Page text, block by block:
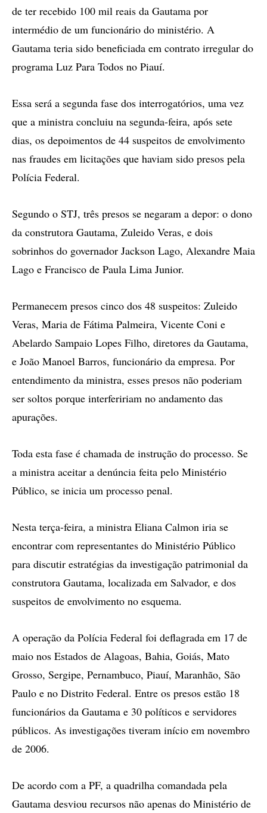
de ter recebido 100 mil reais da Gautama por
intermédio de um funcionário do ministério. A
Gautama teria sido beneficiada em contrato irregular do
programa Luz Para Todos no Piauí.
Essa será a segunda fase dos interrogatórios, uma vez
que a ministra concluiu na segunda-feira, após sete
dias, os depoimentos de 44 suspeitos de envolvimento
nas fraudes em licitações que haviam sido presos pela
Polícia Federal.
Segundo o STJ, três presos se negaram a depor: o dono
da construtora Gautama, Zuleido Veras, e dois
sobrinhos do governador Jackson Lago, Alexandre Maia
Lago e Francisco de Paula Lima Junior.
Permanecem presos cinco dos 48 suspeitos: Zuleido
Veras, Maria de Fátima Palmeira, Vicente Coni e
Abelardo Sampaio Lopes Filho, diretores da Gautama,
e João Manoel Barros, funcionário da empresa. Por
entendimento da ministra, esses presos não poderiam
ser soltos porque interfeririam no andamento das
apurações.
Toda esta fase é chamada de instrução do processo. Se
a ministra aceitar a denúncia feita pelo Ministério
Público, se inicia um processo penal.
Nesta terça-feira, a ministra Eliana Calmon iria se
encontrar com representantes do Ministério Público
para discutir estratégias da investigação patrimonial da
construtora Gautama, localizada em Salvador, e dos
suspeitos de envolvimento no esquema.
A operação da Polícia Federal foi deflagrada em 17 de
maio nos Estados de Alagoas, Bahia, Goiás, Mato
Grosso, Sergipe, Pernambuco, Piauí, Maranhão, São
Paulo e no Distrito Federal. Entre os presos estão 18
funcionários da Gautama e 30 políticos e servidores
públicos. As investigações tiveram início em novembro
de 2006.
De acordo com a PF, a quadrilha comandada pela
Gautama desviou recursos não apenas do Ministério de